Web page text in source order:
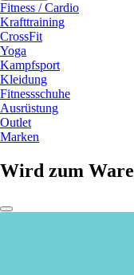
Fitness / Cardio
Krafttraining
CrossFit
Yoga
Kampfsport
Kleidung
Fitnessschuhe
Ausrüstung
Outlet
Marken
Wird zum